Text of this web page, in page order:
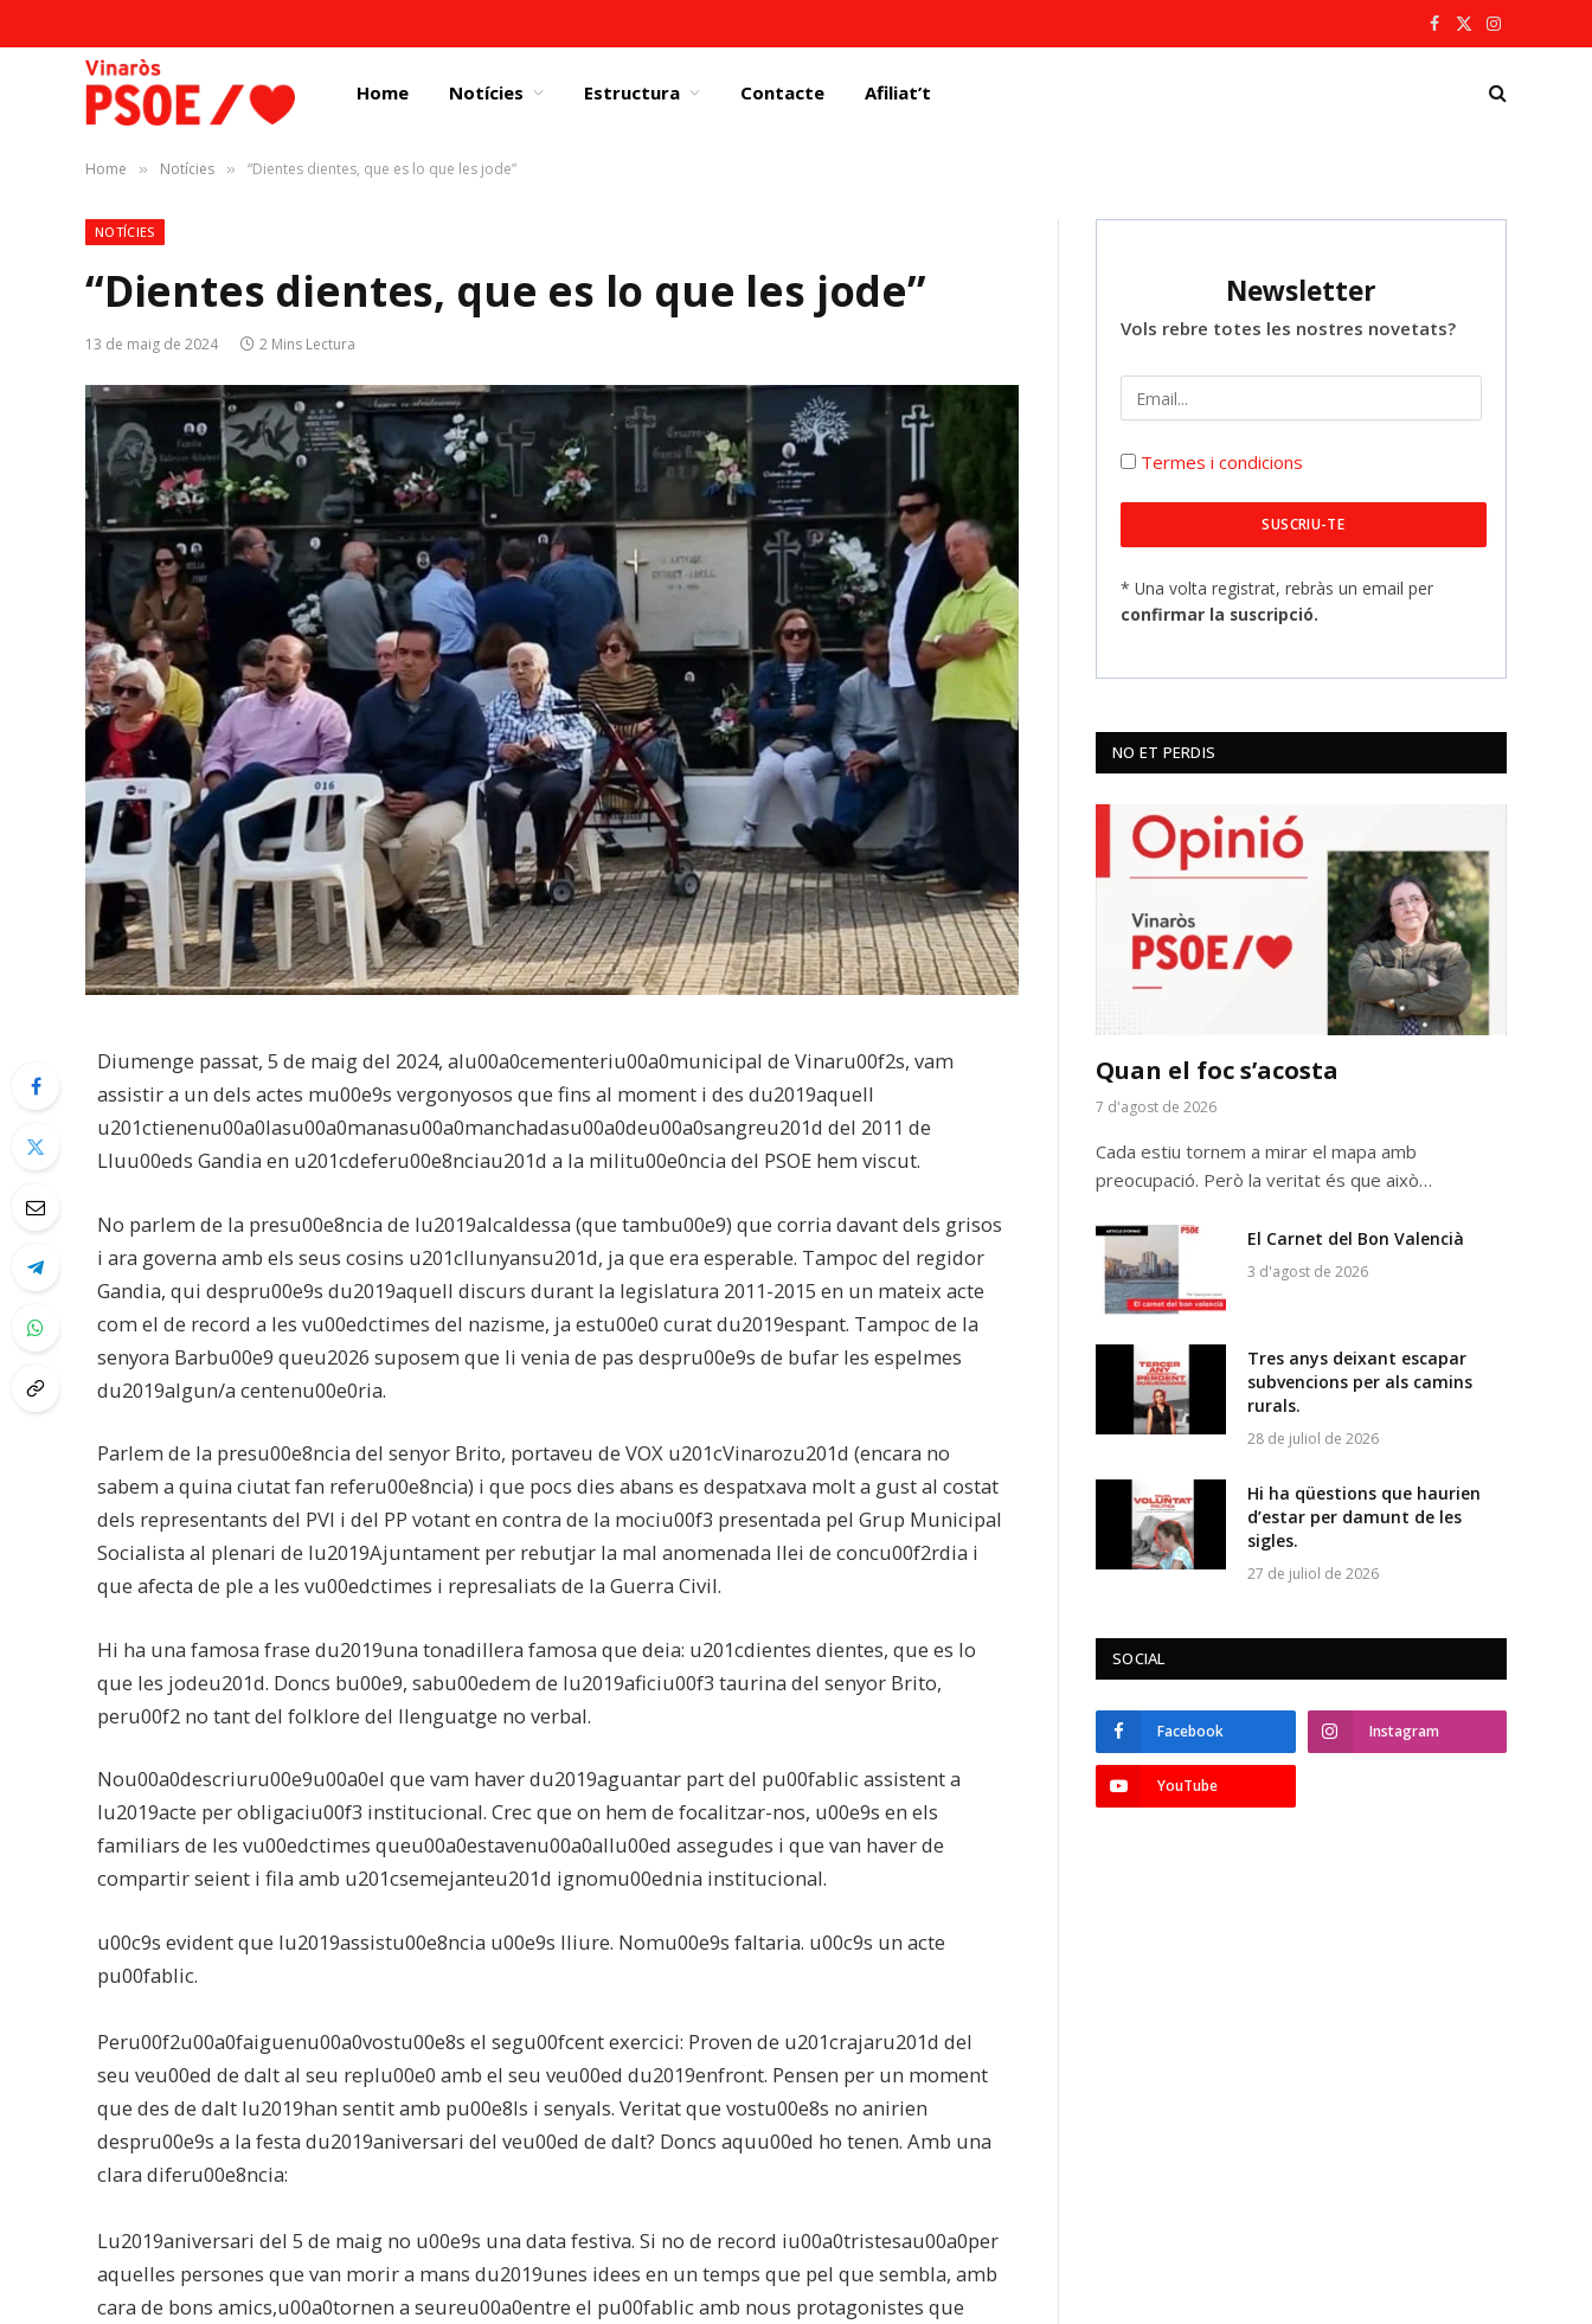
Facebook
X
Instagram
Home Notícies Estructura Contacte Afiliat’t
Home » Notícies » “Dientes dientes, que es lo que les jode”
NOTÍCIES
“Dientes dientes, que es lo que les jode”
13 de maig de 2024 2 Mins Lectura
Diumenge passat, 5 de maig del 2024, alu00a0cementeriu00a0municipal de Vinaru00f2s, vam
assistir a un dels actes mu00e9s vergonyosos que fins al moment i des du2019aquell
u201ctienenu00a0lasu00a0manasu00a0manchadasu00a0deu00a0sangreu201d del 2011 de
Lluu00eds Gandia en u201cdeferu00e8nciau201d a la militu00e0ncia del PSOE hem viscut.
No parlem de la presu00e8ncia de lu2019alcaldessa (que tambu00e9) que corria davant dels grisos
i ara governa amb els seus cosins u201cllunyansu201d, ja que era esperable. Tampoc del regidor
Gandia, qui despru00e9s du2019aquell discurs durant la legislatura 2011-2015 en un mateix acte
com el de record a les vu00edctimes del nazisme, ja estu00e0 curat du2019espant. Tampoc de la
senyora Barbu00e9 queu2026 suposem que li venia de pas despru00e9s de bufar les espelmes
du2019algun/a centenu00e0ria.
Parlem de la presu00e8ncia del senyor Brito, portaveu de VOX u201cVinarozu201d (encara no
sabem a quina ciutat fan referu00e8ncia) i que pocs dies abans es despatxava molt a gust al costat
dels representants del PVI i del PP votant en contra de la mociu00f3 presentada pel Grup Municipal
Socialista al plenari de lu2019Ajuntament per rebutjar la mal anomenada llei de concu00f2rdia i
que afecta de ple a les vu00edctimes i represaliats de la Guerra Civil.
Hi ha una famosa frase du2019una tonadillera famosa que deia: u201cdientes dientes, que es lo
que les jodeu201d. Doncs bu00e9, sabu00edem de lu2019aficiu00f3 taurina del senyor Brito,
peru00f2 no tant del folklore del llenguatge no verbal.
Nou00a0descriuru00e9u00a0el que vam haver du2019aguantar part del pu00fablic assistent a
lu2019acte per obligaciu00f3 institucional. Crec que on hem de focalitzar-nos, u00e9s en els
familiars de les vu00edctimes queu00a0estavenu00a0allu00ed assegudes i que van haver de
compartir seient i fila amb u201csemejanteu201d ignomu00ednia institucional.
u00c9s evident que lu2019assistu00e8ncia u00e9s lliure. Nomu00e9s faltaria. u00c9s un acte
pu00fablic.
Peru00f2u00a0faiguenu00a0vostu00e8s el segu00fcent exercici: Proven de u201crajaru201d del
seu veu00ed de dalt al seu replu00e0 amb el seu veu00ed du2019enfront. Pensen per un moment
que des de dalt lu2019han sentit amb pu00e8ls i senyals. Veritat que vostu00e8s no anirien
despru00e9s a la festa du2019aniversari del veu00ed de dalt? Doncs aquu00ed ho tenen. Amb una
clara diferu00e8ncia:
Lu2019aniversari del 5 de maig no u00e9s una data festiva. Si no de record iu00a0tristesau00a0per
aquelles persones que van morir a mans du2019unes idees en un temps que pel que sembla, amb
cara de bons amics,u00a0tornen a seureu00a0entre el pu00fablic amb nous protagonistes que
Newsletter
Vols rebre totes les nostres novetats?
Termes i condicions
* Una volta registrat, rebràs un email per
confirmar la suscripció.
NO ET PERDIS
Quan el foc s’acosta
7 d'agost de 2026
Cada estiu tornem a mirar el mapa amb
preocupació. Però la veritat és que això…
El Carnet del Bon Valencià
3 d'agost de 2026
Tres anys deixant escapar
subvencions per als camins
rurals.
28 de juliol de 2026
Hi ha qüestions que haurien
d’estar per damunt de les
sigles.
27 de juliol de 2026
SOCIAL
Facebook Instagram
YouTube